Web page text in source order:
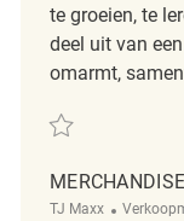
te groeien, te
deel uit van
omarmt,
Redden
TJ Maxx Categorie